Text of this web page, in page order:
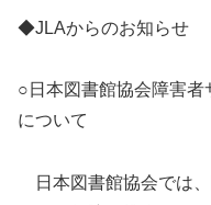
◆JLAからのお知らせ
○日本図書館協会障害者
について
日本図書館協会では